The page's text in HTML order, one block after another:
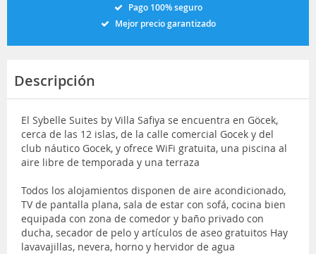
Pago 100% seguro
Mejor precio garantizado
Descripción
El Sybelle Suites by Villa Safiya se encuentra en Göcek,
cerca de las 12 islas, de la calle comercial Gocek y del
club náutico Gocek, y ofrece WiFi gratuita, una piscina al
aire libre de temporada y una terraza
Todos los alojamientos disponen de aire acondicionado,
TV de pantalla plana, sala de estar con sofá, cocina bien
equipada con zona de comedor y baño privado con
ducha, secador de pelo y artículos de aseo gratuitos Hay
lavavajillas, nevera, horno y hervidor de agua